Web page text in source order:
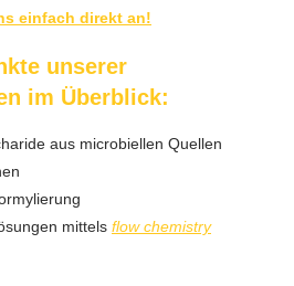
einfach direkt an!
unserer
im Überblick:
aus microbiellen Quellen
mittels flow chemistry